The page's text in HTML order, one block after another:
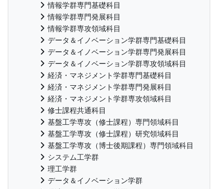
情報学群専門基礎科目
情報学群専門発展科目
情報学群専攻領域科目
データ＆イノベーション学群専門基礎科目
データ＆イノベーション学群専門発展科目
データ＆イノベーション学群専攻領域科目
経済・マネジメント学群専門基礎科目
経済・マネジメント学群専門発展科目
経済・マネジメント学群専攻領域科目
修士課程共通科目
基盤工学専攻（修士課程）専門領域科目
基盤工学専攻（修士課程）研究領域科目
基盤工学専攻（博士後期課程）専門領域科目
システム工学群
理工学群
データ＆イノベーション学群